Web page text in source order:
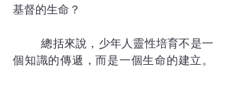
基督的生命？
	總括來說，少年人靈性培育不是一
個知識的傳遞，而是一個生命的建立。